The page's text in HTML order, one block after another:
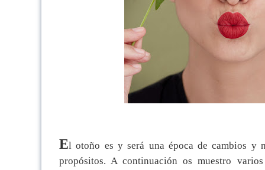
El otoño es y será una época de cambios y
propósitos. A continuación os muestro